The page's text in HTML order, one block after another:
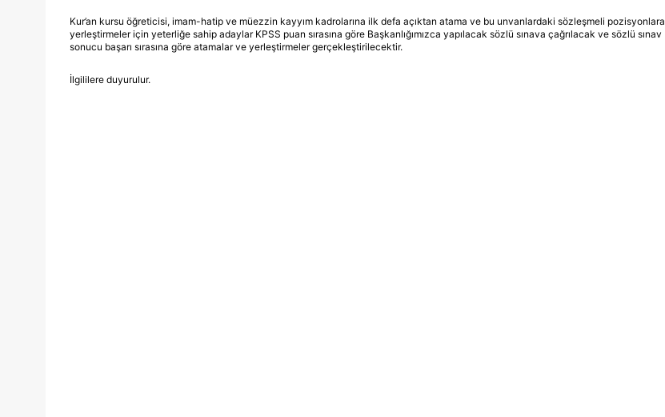
Kur’an kursu öğreticisi, imam-hatip ve müezzin kayyım kadrolarına ilk defa açıktan atama ve bu unvanlardaki sözleşmeli pozisyonlara
yerleştirmeler için yeterliğe sahip adaylar KPSS puan sırasına göre Başkanlığımızca yapılacak sözlü sınava çağrılacak ve sözlü sınav
sonucu başarı sırasına göre atamalar ve yerleştirmeler gerçekleştirilecektir.
İlgililere duyurulur.